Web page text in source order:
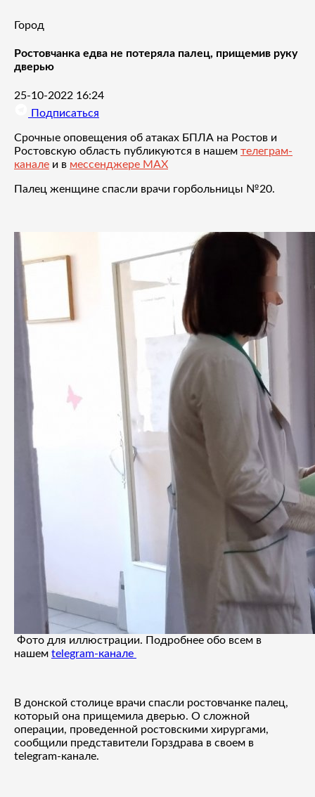
Город
Ростовчанка едва не потеряла палец, прищемив руку
дверью
25-10-2022 16:24
Подписаться
Срочные оповещения об атаках БПЛА на Ростов и
Ростовскую область публикуются в нашем телеграм-
канале и в мессенджере MAX
Палец женщине спасли врачи горбольницы №20.
Фото для иллюстрации. Подробнее обо всем в
нашем telegram-канале
В донской столице врачи спасли ростовчанке палец,
который она прищемила дверью. О сложной
операции, проведенной ростовскими хирургами,
сообщили представители Горздрава в своем в
telegram-канале.